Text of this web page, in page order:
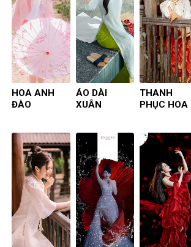
HOA ANH
ĐÀO
ÁO DÀI
XUÂN
THANH
PHỤC HOA